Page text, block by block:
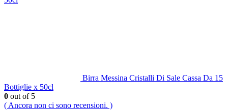
Birra Messina Cristalli Di Sale Cassa Da 15
Bottiglie x 50cl
0 out of 5
( Ancora non ci sono recensioni. )